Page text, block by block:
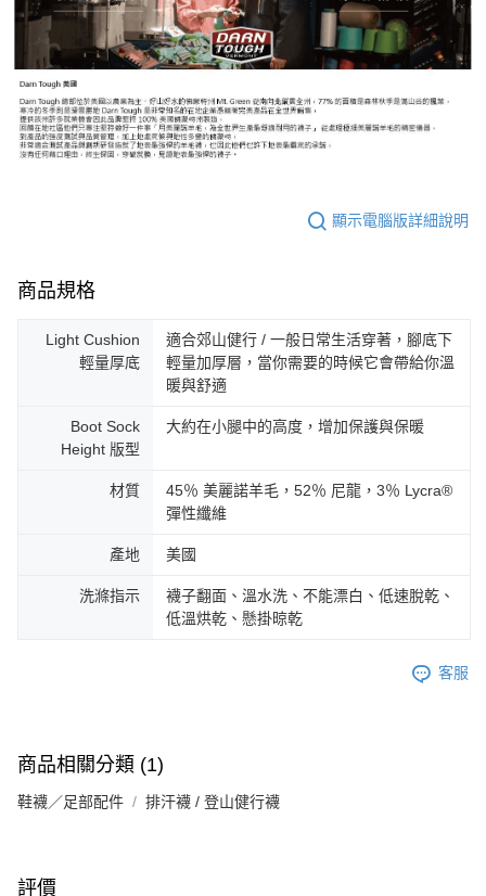
顯示電腦版詳細說明
商品規格
Light Cushion
輕量厚底
適合郊山健行 / 一般日常生活穿著，腳底下
輕量加厚層，當你需要的時候它會帶給你溫
暖與舒適
Boot Sock
Height 版型
大約在小腿中的高度，增加保護與保暖
材質
45％ 美麗諾羊毛，52％ 尼龍，3％ Lycra®
彈性纖維
產地 美國
洗滌指示
襪子翻面、溫水洗、不能漂白、低速脫乾、
低溫烘乾、懸掛晾乾
客服
商品相關分類 (1)
鞋襪／足部配件 排汗襪 / 登山健行襪
評價